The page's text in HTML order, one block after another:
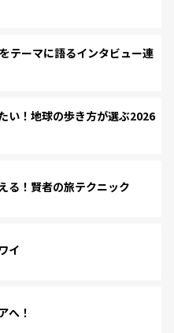
テーマに語るインタビュー連
い！地球の歩き方が選ぶ2026
る！賢者の旅テクニック
イ
へ！